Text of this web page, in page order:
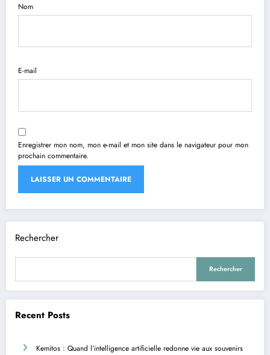
Nom
E-mail
Enregistrer mon nom, mon e-mail et mon site dans le navigateur pour mon
prochain commentaire.
Rechercher
Rechercher
Recent Posts
Kemitos : Quand l’intelligence artificielle redonne vie aux souvenirs